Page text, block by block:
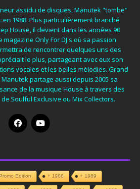
assidu de disques, Manutek "tombe"
en 1988. Plus particulièrement branché
House, il devient dans les années 90
Only For DJ's où sa passion
de rencontrer quelques uns des
le plus, partageant avec eux son
vocales et les belles mélodies. Grand
partage aussi depuis 2005 sa
de la musique House à travers des
Soulful Exclusive ou Mix Collectors.
Edition + 1988 + 1989